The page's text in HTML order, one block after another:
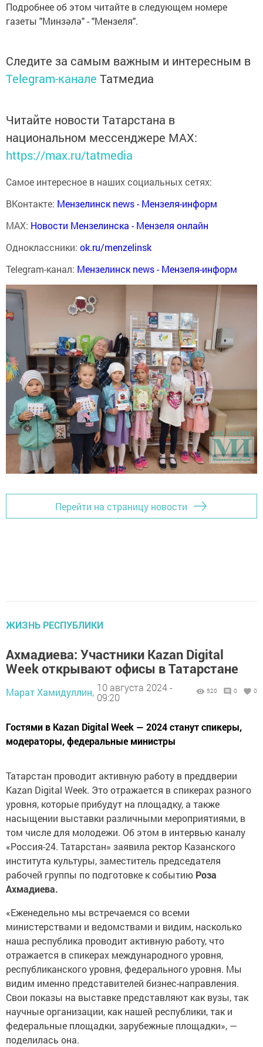
Подробнее об этом читайте в следующем номере
газеты "Минзәлә" - "Мензеля".
Следите за самым важным и интересным в
Telegram-канале Татмедиа
Читайте новости Татарстана в
национальном мессенджере MАХ:
https://max.ru/tatmedia
Самое интересное в наших социальных сетях:
ВКонтакте: Мензелинск news - Мензеля-информ
MAX: Новости Мензелинска - Мензеля онлайн
Одноклассники: ok.ru/menzelinsk
Telegram-канал: Мензелинск news - Мензеля-информ
Перейти на страницу новости
ЖИЗНЬ РЕСПУБЛИКИ
Ахмадиева: Участники Kazan Digital
Week открывают офисы в Татарстане
Марат Хамидуллин, 10 августа 2024 -
09:20
520 0 0
Гостями в Kazan Digital Week — 2024 станут спикеры,
модераторы, федеральные министры
Татарстан проводит активную работу в преддверии
Kazan Digital Week. Это отражается в спикерах разного
уровня, которые прибудут на площадку, а также
насыщении выставки различными мероприятиями, в
том числе для молодежи. Об этом в интервью каналу
«Россия-24. Татарстан» заявила ректор Казанского
института культуры, заместитель председателя
рабочей группы по подготовке к событию Роза
Ахмадиева.
«Еженедельно мы встречаемся со всеми
министерствами и ведомствами и видим, насколько
наша республика проводит активную работу, что
отражается в спикерах международного уровня,
республиканского уровня, федерального уровня. Мы
видим именно представителей бизнес-направления.
Свои показы на выставке представляют как вузы, так
научные организации, как нашей республики, так и
федеральные площадки, зарубежные площадки», —
поделилась она.